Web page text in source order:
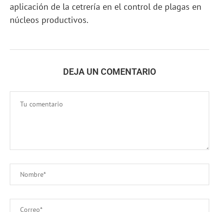
aplicación de la cetrería en el control de plagas en
núcleos productivos.
DEJA UN COMENTARIO